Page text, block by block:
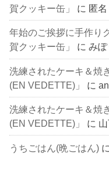
賀クッキー缶」
に 匿名
年始のご挨拶に手作り
賀クッキー缶」
にみ
洗練されたケーキ＆焼
(EN VEDETTE)」
に
洗練されたケーキ＆焼
(EN VEDETTE)」
に
うちごはん(晩ごはん)